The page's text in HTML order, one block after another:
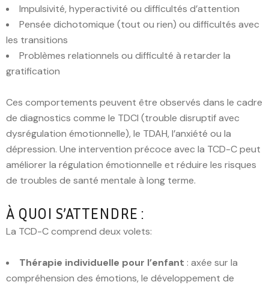
Impulsivité, hyperactivité ou difficultés d’attention
Pensée dichotomique (tout ou rien) ou difficultés avec
les transitions
Problèmes relationnels ou difficulté à retarder la
gratification
Ces comportements peuvent être observés dans le cadre
de diagnostics comme le TDCI (trouble disruptif avec
dysrégulation émotionnelle), le TDAH, l’anxiété ou la
dépression. Une intervention précoce avec la TCD-C peut
améliorer la régulation émotionnelle et réduire les risques
de troubles de santé mentale à long terme.
À QUOI S’ATTENDRE :
La TCD-C comprend deux volets:
Thérapie individuelle pour l’enfant : axée sur la
compréhension des émotions, le développement de